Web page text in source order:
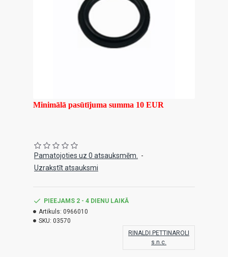
Minimālā pasūtījuma summa 10 EUR
Pamatojoties uz 0 atsauksmēm.
-
Uzrakstīt atsauksmi
PIEEJAMS 2 - 4 DIENU LAIKĀ
Artikuls: 0966010
SKU: 03570
RINALDI.PETTINAROLI
s.n.c.